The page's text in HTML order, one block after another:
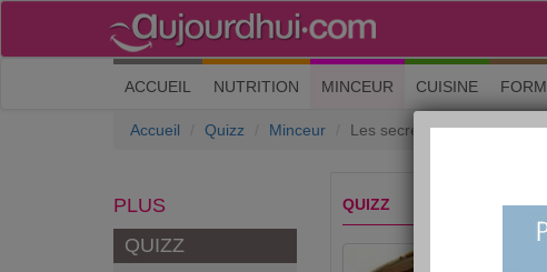
ACCUEIL (current)
NUTRITION MINCEUR CUISINE
Accueil Quizz Minceur Les secrets minceur du
PLUS
QUIZZ
QUIZZ